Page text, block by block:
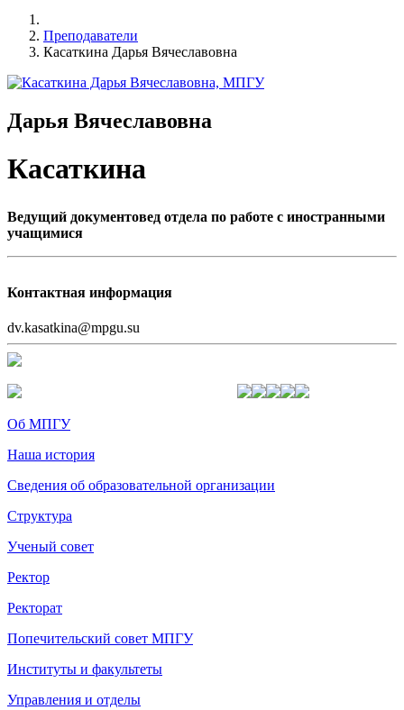
Преподаватели
Касаткина Дарья Вячеславовна
Дарья Вячеславовна
Касаткина
Ведущий документовед отдела по работе с иностранными
учащимися
Контактная информация
dv.kasatkina@mpgu.su
Об МПГУ
Наша история
Сведения об образовательной организации
Структура
Ученый совет
Ректор
Ректорат
Попечительский совет МПГУ
Институты и факультеты
Управления и отделы